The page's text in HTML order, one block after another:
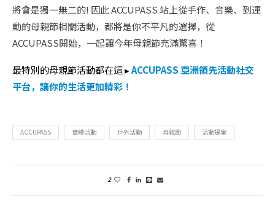
將會是獨一無二的! 因此 ACCUPASS 站上從手作、音樂、到運
動的母親節相關活動，都將是你不平凡的選擇，從
ACCUPASS開始，一起讓今年母親節充滿驚喜！
最特別的母親節活動都在這 ▸ACCUPASS 亞洲領先活動社交
平台，讓你的生活更加精彩！
ACCUPASS 實體活動 戶外活動 母親節 活動提案
2